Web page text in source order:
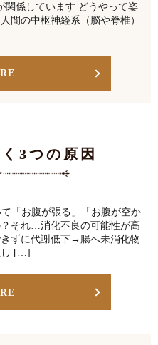
関係しています どうやって姿
間の中枢神経系（脳や脊椎）
3つの原因
「お腹が張る」「お腹が空か
それ…消化不良の可能性が高
ずに代謝低下→腸へ未消化物
し […]